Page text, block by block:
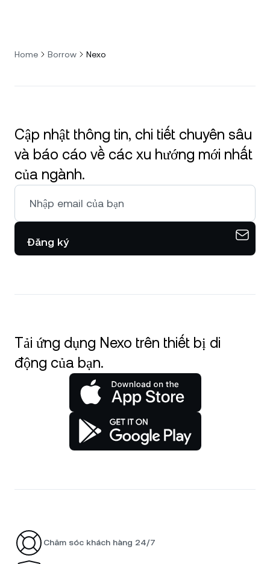
Home Borrow Nexo
Cập nhật thông tin, chi tiết chuyên sâu
và báo cáo về các xu hướng mới nhất
của ngành.
Đăng ký
Tải ứng dụng Nexo trên thiết bị di
động của bạn.
Chăm sóc khách hàng 24/7